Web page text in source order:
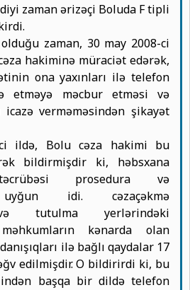
zaman ərizəçi Boluda F tipli
zaman, 30 may 2008-ci
hakiminə müraciət edərək,
ona yaxınları ilə telefon
etməyə məcbur etməsi və
icazə verməməsindən şikayət
ildə, Bolu cəza hakimi bu
bildirmişdir ki, həbsxana
prosedura və
uyğun idi. cəzaçəkmə
tutulma yerlərindəki
kənarda olan
ilə bağlı qaydalar 17
edilmişdir. O bildirirdi ki, bu
başqa bir dildə telefon